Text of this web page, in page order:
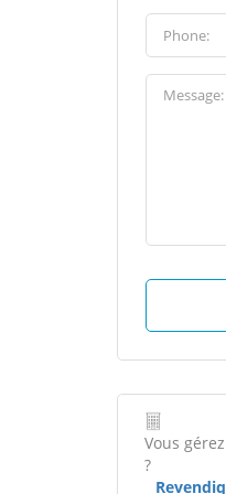
Vous
?